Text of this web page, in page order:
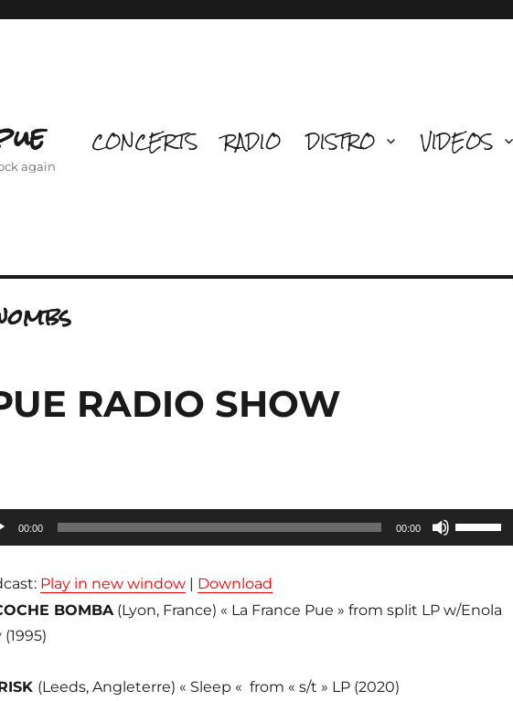
again
CONCERTS RADIO DISTRO VIDEOS
RADIO SHOW
00:00 00:00
Utilisez
les
Play in new window| Download
BOMBA(Lyon, France) « La France Pue » from split LP w/Enola
(1995)
(Leeds, Angleterre) « Sleep « from « s/t » LP (2020)